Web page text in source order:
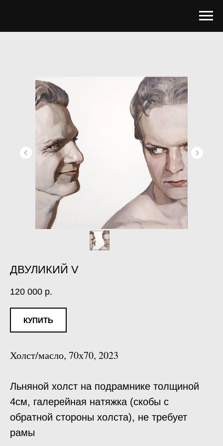
ДВУЛИКИЙ V
120 000 р.
КУПИТЬ
Холст/масло, 70х70, 2023
Льняной холст на подрамнике толщиной
4см, галерейная натяжка (скобы с
обратной стороны холста), не требует
рамы